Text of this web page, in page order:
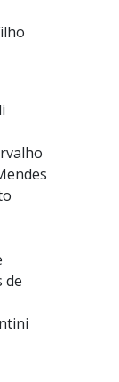
de